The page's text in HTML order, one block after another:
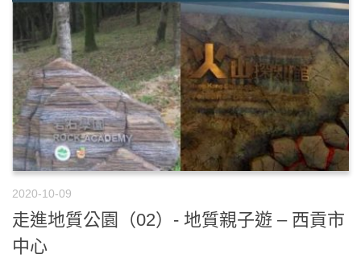
2020-10-09
走進地質公園（02）- 地質親子遊 – 西貢市
中心